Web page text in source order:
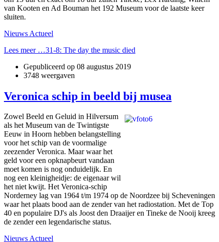
van Kooten en Ad Bouman het 192 Museum voor de laatste keer
sluiten.
Nieuws Actueel
Lees meer …31-8: The day the music died
Gepubliceerd op 08 augustus 2019
3748 weergaven
Veronica schip in beeld bij musea
Zowel Beeld en Geluid in Hilversum
als het Museum van de Twintigste
Eeuw in Hoorn hebben belangstelling
voor het schip van de voormalige
zeezender Veronica. Maar waar het
geld voor een opknapbeurt vandaan
moet komen is nog onduidelijk. En
nog een kleinigheidje: de eigenaar wil
het niet kwijt. Het Veronica-schip
Norderney lag van 1964 t/m 1974 op de Noordzee bij Scheveningen
waar het plaats bood aan de zender van het radiostation. Met de Top
40 en populaire DJ's als Joost den Draaijer en Tineke de Nooij kreeg
de zender een legendarische status.
Nieuws Actueel